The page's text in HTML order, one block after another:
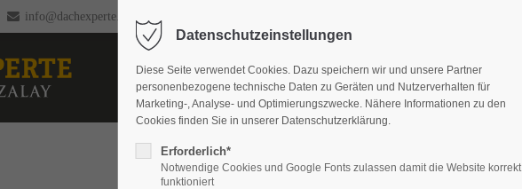
info@dachexperte.at
UNSERE LEISTUNGEN
Datenschutzeinstellungen
Diese Seite verwendet Cookies. Dazu speichern wir und unsere Partner
personenbezogene technische Daten zu Geräten und Nutzerverhalten für
Marketing-, Analyse- und Optimierungszwecke. Nähere Informationen zu den
Cookies finden Sie in unserer Datenschutzerklärung.
Erforderlich*
Notwendige Cookies und Google Fonts zulassen damit die Website korrekt
funktioniert